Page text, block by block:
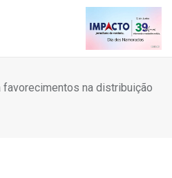
favorecimentos na distribuição